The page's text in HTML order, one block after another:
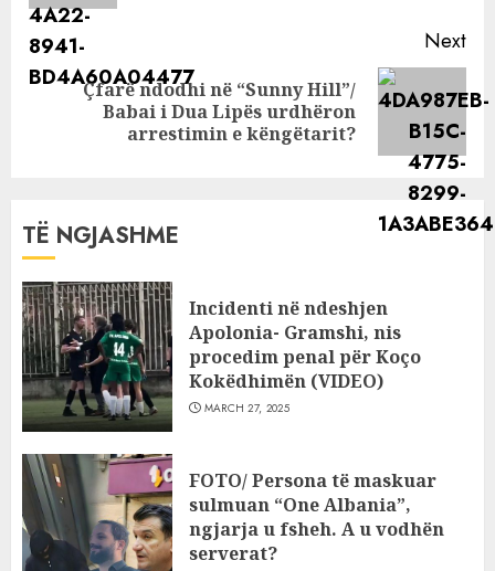
Next
Çfarë ndodhi në “Sunny Hill”/
Babai i Dua Lipës urdhëron
arrestimin e këngëtarit?
TË NGJASHME
Incidenti në ndeshjen
Apolonia- Gramshi, nis
procedim penal për Koço
Kokëdhimën (VIDEO)
MARCH 27, 2025
FOTO/ Persona të maskuar
sulmuan “One Albania”,
ngjarja u fsheh. A u vodhën
serverat?